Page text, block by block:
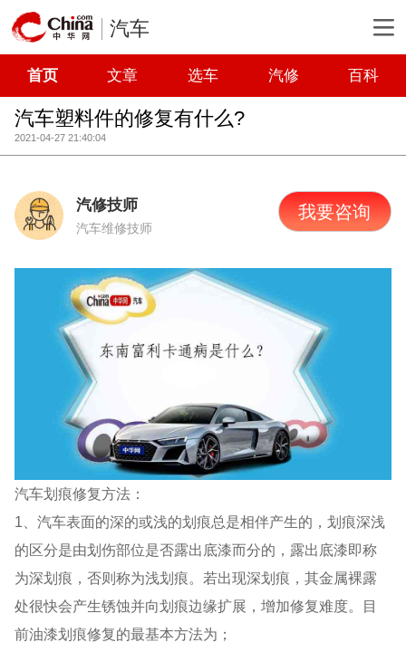
汽车
首页 文章 选车 汽修 百科
汽车塑料件的修复有什么?
2021-04-27 21:40:04
汽修技师
汽车维修技师
我要咨询
汽车划痕修复方法：
1、汽车表面的深的或浅的划痕总是相伴产生的，划痕深浅
的区分是由划伤部位是否露出底漆而分的，露出底漆即称
为深划痕，否则称为浅划痕。若出现深划痕，其金属裸露
处很快会产生锈蚀并向划痕边缘扩展，增加修复难度。目
前油漆划痕修复的最基本方法为；